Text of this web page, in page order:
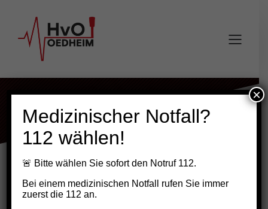
Medizinischer Notfall?
112 wählen!
🚨 Bitte wählen Sie sofort den Notruf 112.
Bei einem medizinischen Notfall rufen Sie immer
zuerst die 112 an.
×